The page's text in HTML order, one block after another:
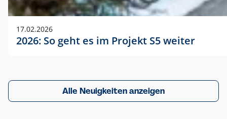
17.02.2026
2026: So geht es im Projekt S5 weiter
Alle Neuigkeiten anzeigen